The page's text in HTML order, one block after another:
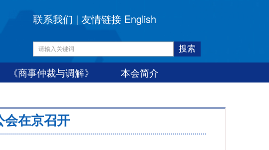
联系我们 | 友情链接 English
《商事仲裁与调解》
本会简介
会在京召开